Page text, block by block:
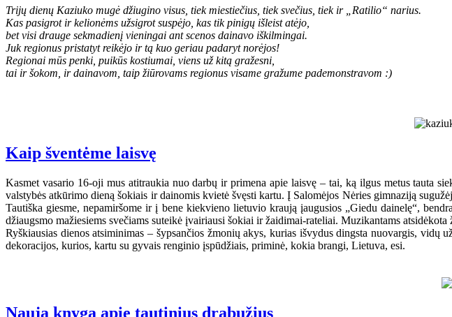
Trijų dienų Kaziuko mugė džiugino visus, tiek miestiečius, tiek svečius, tiek ir „Ratilio“ narius.
Kas pasigrot ir kelionėms užsigrot suspėjo, kas tik pinigų išleist atėjo,
bet visi drauge sekmadienį vieningai ant scenos dainavo iškilmingai.
Juk regionus pristatyt reikėjo ir tą kuo geriau padaryt norėjos!
Regionai mūs penki, puikūs kostiumai, viens už kitą gražesni,
tai ir šokom, ir dainavom, taip žiūrovams regionus visame gražume pademonstravom :)
Kaip šventėme laisvę
Kasmet vasario 16-oji mus atitraukia nuo darbų ir primena apie laisvę – tai, ką ilgus metus tauta
valstybės atkūrimo dieną šokiais ir dainomis kvietė švęsti kartu. Į Salomėjos Nėries gimnaziją
Tautiška giesme, nepamiršome ir į bene kiekvieno lietuvio kraują įaugusios „Giedu dainelę“,
džiaugsmo mažiesiems svečiams suteikė įvairiausi šokiai ir žaidimai-rateliai. Muzikantams
Ryškiausias dienos atsiminimas – šypsančios žmonių akys, kurias išvydus dingsta nuovargis,
dekoracijos, kurios, kartu su gyvais renginio įspūdžiais, priminė, kokia brangi, Lietuva, esi.
Nauja knyga apie tautinius drabužius